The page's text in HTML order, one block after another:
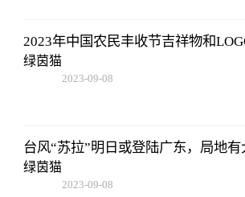
2023年中国农民丰收节吉祥物和
绿茵猫
2023-09-08
台风“苏拉”明日或登陆广东，局地有
绿茵猫
2023-09-08